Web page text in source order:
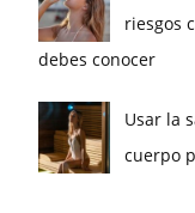
riesgos
debes conocer
Usar la
cuerpo